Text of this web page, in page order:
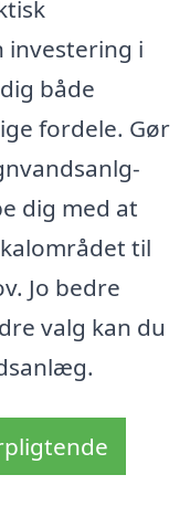
investering i
både
fordele. Gør
dig med at
til
Jo bedre
valg kan du